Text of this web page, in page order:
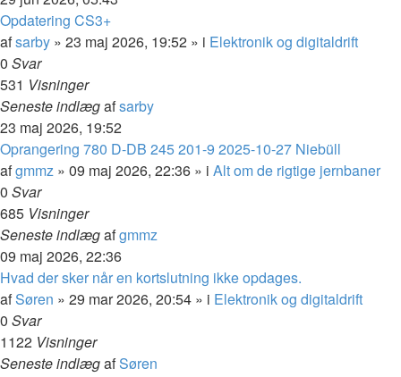
Opdatering CS3+
afsarby » 23 maj 2026, 19:52 » i Elektronik og digitaldrift
0 Svar
531 Visninger
Seneste indlægafsarby
23 maj 2026, 19:52
Oprangering 780 D-DB 245 201-9 2025-10-27 Niebüll
afgmmz » 09 maj 2026, 22:36 » i Alt om de rigtige jernbaner
0 Svar
685 Visninger
Seneste indlægafgmmz
09 maj 2026, 22:36
Hvad der sker når en kortslutning ikke opdages.
afSøren » 29 mar 2026, 20:54 » i Elektronik og digitaldrift
0 Svar
1122 Visninger
Seneste indlægafSøren